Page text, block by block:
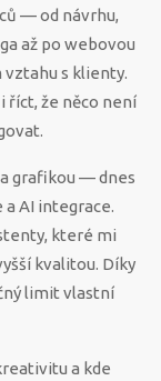
— od návrhu,
až po webovou
vztahu s klienty.
říct, že něco není
grafikou — dnes
AI integrace.
které mi
kvalitou. Díky
limit vlastní
a kde